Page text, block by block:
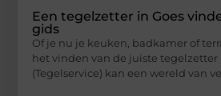
Een tegelzetter in Goes
gids
Of je nu je keuken, badkamer of
het vinden van de juiste tegelzetter
(Tegelservice) kan een wereld van